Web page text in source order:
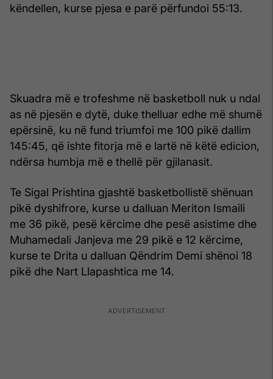
këndellen, kurse pjesa e parë përfundoi 55:13.
Skuadra më e trofeshme në basketboll nuk u ndal
as në pjesën e dytë, duke thelluar edhe më shumë
epërsinë, ku në fund triumfoi me 100 pikë dallim
145:45, që ishte fitorja më e lartë në këtë edicion,
ndërsa humbja më e thellë për gjilanasit.
Te Sigal Prishtina gjashtë basketbollistë shënuan
pikë dyshifrore, kurse u dalluan Meriton Ismaili
me 36 pikë, pesë kërcime dhe pesë asistime dhe
Muhamedali Janjeva me 29 pikë e 12 kërcime,
kurse te Drita u dalluan Qëndrim Demi shënoi 18
pikë dhe Nart Llapashtica me 14.